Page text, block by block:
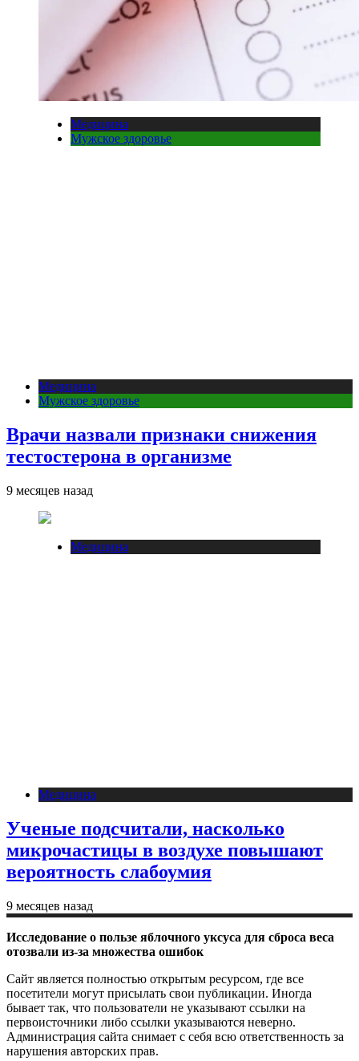
Медицина
Мужское здоровье
Медицина
Мужское здоровье
Врачи назвали признаки снижения
тестостерона в организме
9 месяцев назад
Медицина
Медицина
Ученые подсчитали, насколько
микрочастицы в воздухе повышают
вероятность слабоумия
9 месяцев назад
Исследование о пользе яблочного уксуса для сброса веса
отозвали из-за множества ошибок
Сайт является полностью открытым ресурсом, где все
посетители могут присылать свои публикации. Иногда
бывает так, что пользователи не указывают ссылки на
первоисточники либо ссылки указываются неверно.
Администрация сайта снимает с себя всю ответственность за
нарушения авторских прав.